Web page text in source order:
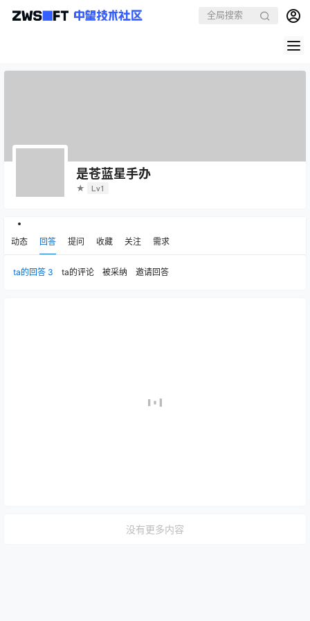
是苍蓝星手办
★ Lv1
动态 回答 提问 收藏 关注 需求
ta的回答 3 ta的评论 被采纳 邀请回答
没有更多内容